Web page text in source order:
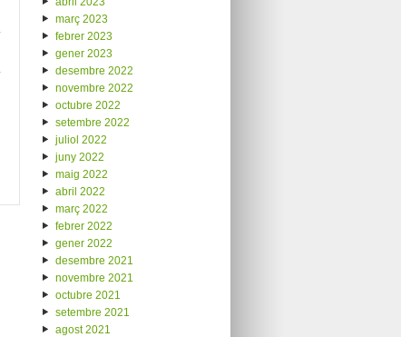
març 2023
febrer 2023
gener 2023
desembre 2022
novembre 2022
octubre 2022
setembre 2022
juliol 2022
juny 2022
maig 2022
abril 2022
març 2022
febrer 2022
gener 2022
desembre 2021
novembre 2021
octubre 2021
setembre 2021
agost 2021